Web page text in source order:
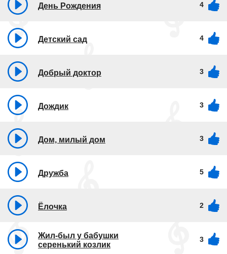
День Рождения 4
Детский сад 4
Добрый доктор 3
Дождик 3
Дом, милый дом 3
Дружба 5
Ёлочка 2
Жил-был у бабушки
серенький козлик
3